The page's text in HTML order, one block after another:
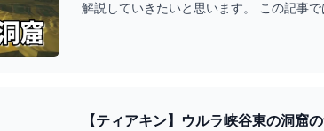
解説していきたいと思います。 この記事
【ティアキン】ウルラ峡谷東の洞窟の青ヒノ